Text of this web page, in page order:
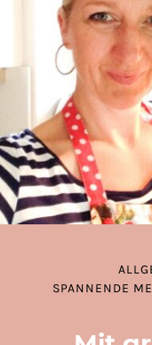
SPANNENDE